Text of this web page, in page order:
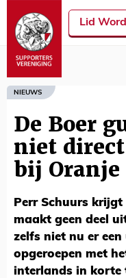
Lid
NIEUWS
De Boer
niet
bij Oranje
Perr Schuurs
maakt geen deel
zelfs niet nu er
opgeroepen met
interlands in korte